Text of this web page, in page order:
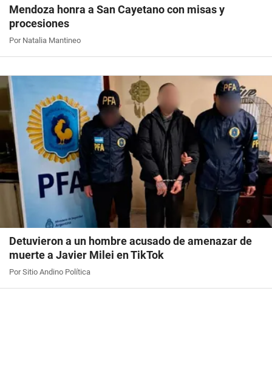
Mendoza honra a San Cayetano con misas y
procesiones
Por Natalia Mantineo
Detuvieron a un hombre acusado de amenazar de
muerte a Javier Milei en TikTok
Por Sitio Andino Política